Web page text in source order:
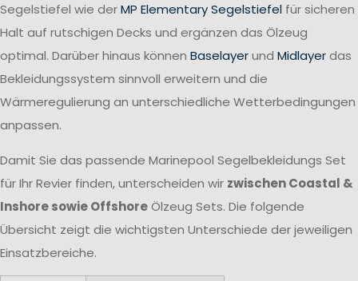
Segelstiefel wie derMP Elementary Segelstiefel für sicheren
Halt auf rutschigen Decks und ergänzen das Ölzeug
optimal. Darüber hinaus können Baselayerund Midlayerdas
Bekleidungssystem sinnvoll erweitern und die
Wärmeregulierung an unterschiedliche Wetterbedingungen
anpassen.
Damit Sie das passende Marinepool Segelbekleidungs Set
für Ihr Revier finden, unterscheiden wir zwischen Coastal &
Inshore sowie OffshoreÖlzeug Sets. Die folgende
Übersicht zeigt die wichtigsten Unterschiede der jeweiligen
Einsatzbereiche.